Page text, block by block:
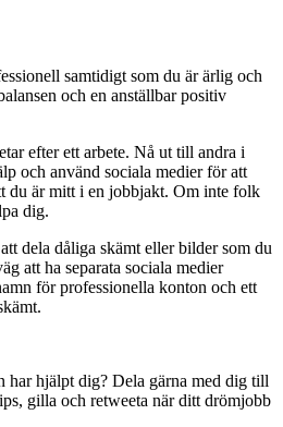
samtidigt som du är ärlig och
och en anställbar positiv
efter ett arbete. Nå ut till andra i
och använd sociala medier för att
du är mitt i en jobbjakt. Om inte folk
dig.
dela dåliga skämt eller bilder som du
att ha separata sociala medier
för professionella konton och ett
har hjälpt dig? Dela gärna med dig till
gilla och retweeta när ditt drömjobb